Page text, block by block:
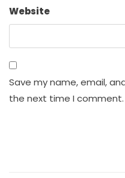
Website
Save my name, email,
the next time I comment.